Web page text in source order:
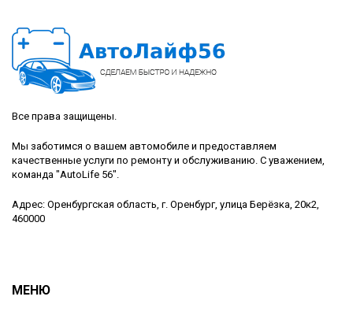
Все права защищены.
Мы заботимся о вашем автомобиле и предоставляем
качественные услуги по ремонту и обслуживанию. С уважением,
команда "AutoLife 56".
Адрес: Оренбургская область, г. Оренбург, улица Берёзка, 20к2,
460000
МЕНЮ